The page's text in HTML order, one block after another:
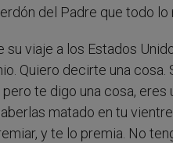
del Padre que todo lo
viaje a los Estados
Quiero decirte una
te digo una cosa,
matado en tu
y te lo premia. No